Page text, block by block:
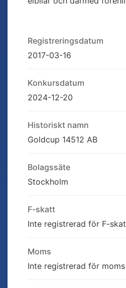
Registreringsdatum
2017-03-16
Konkursdatum
2024-12-20
Historiskt namn
Goldcup 14512 AB
Bolagssäte
Stockholm
F-skatt
Inte registrerad för F-
Moms
Inte registrerad för moms